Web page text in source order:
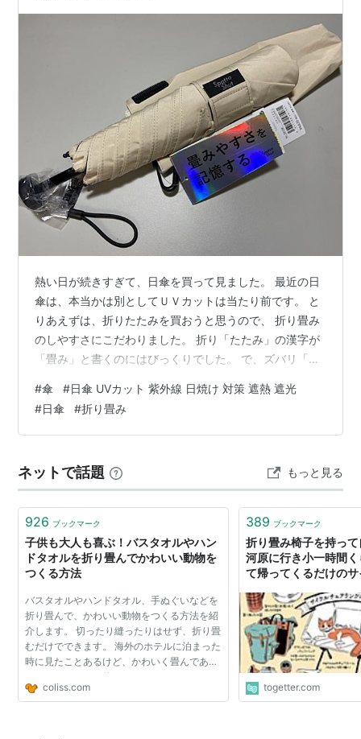
熱い日が続きすぎて、日傘を買って見ました。 最近の日
傘は、本当かは別としてＵＶカットは当たり前です。 と
りあえずは、折りたたみを買おうと思うので、 折り畳み
のしやすさにこだわりました。 折り「たたみ」の漢字が
「畳み」と書くのにはびっくりでした。 で、ズバリ「畳
は、傘の生地が折り畳み時の形状に作られていて、 折り
畳んだら、少し振るだけで、巻いて巻いて状態になりま
す！！ お店で傘を開いて閉じたら、折り畳みがしやすく
す？壊す？忘れる？ですが、 何時まで持ってるかは不明
です。 昨年の日傘は、大阪万博で無…
#傘 #日傘 UVカット 紫外線 日焼け 対策 遮熱 遮光
#日傘 #折り畳み
ネットで話題 もっと見る
926 ブックマーク
子供も大人も喜ぶ！バスタオルやハン
ドタオルを折り畳んでかわいい動物を
つくる方法
バスタオルやハンドタオル、手ぬぐいなどを
折り畳んで、かわいい動物をつくる方法を紹
介します。 切ったり縫ったりはせず、折り畳
むだけでできます。 海外のホテルに泊まった
時に見たことあるけど、かわいく畳んである
ともったいなくて使えないですよねｗ
coliss.com
389 ブックマーク
折り畳み椅子を持っ
河原に行き小一時間
て帰ってくるだけの
togetter.com